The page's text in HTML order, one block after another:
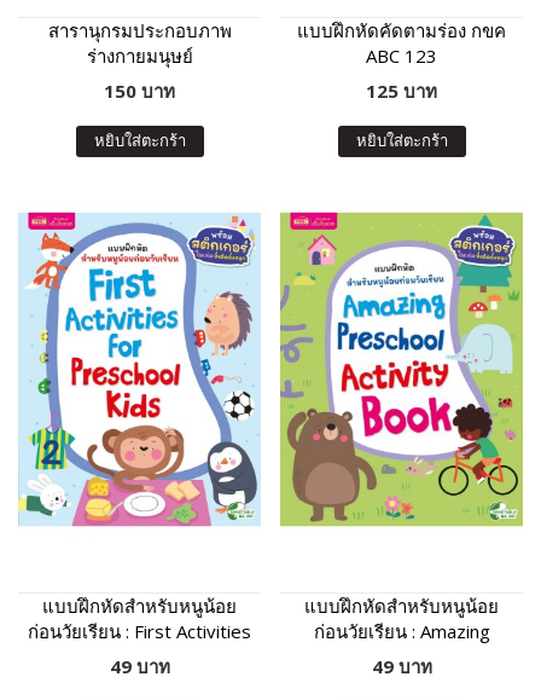
สารานุกรมประกอบภาพ
ร่างกายมนุษย์
150 บาท
หยิบใส่ตะกร้า
แบบฝึกหัดคัดตามร่อง กขค
ABC 123
125 บาท
หยิบใส่ตะกร้า
แบบฝึกหัดสำหรับหนูน้อย
ก่อนวัยเรียน : First Activities
For Preschool Kids
49 บาท
แบบฝึกหัดสำหรับหนูน้อย
ก่อนวัยเรียน : Amazing
Preschool Activity Book
49 บาท